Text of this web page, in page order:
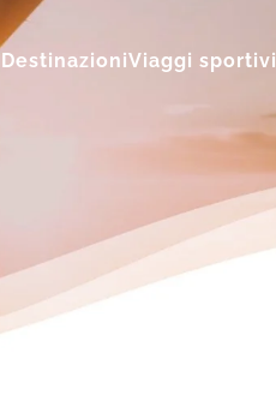
DestinazioniViaggi sportivi